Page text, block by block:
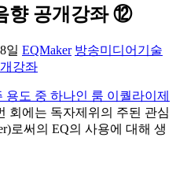
향 공개강좌 ⑫
일 EQMaker 방송미디어기술
강좌
도 중 하나인 룸 이퀄라이제
회에는 독자제위의 주된 관심
로써의 EQ의 사용에 대해 생